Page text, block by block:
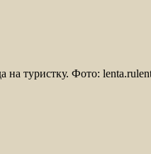
туристку. Фото: